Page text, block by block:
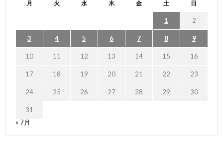
月 火 水 木 金 土 日
1 2
3 4 5 6 7 8 9
10 11 12 13 14 15 16
17 18 19 20 21 22 23
24 25 26 27 28 29 30
31
« 7月